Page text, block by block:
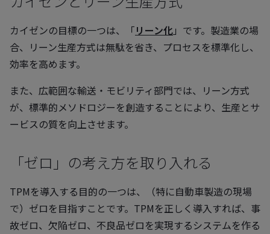
カイゼンの目標の一つは、「リーン化」です。製造業の場
合、リーン生産方式は無駄を省き、プロセスを標準化し、
効率を高めます。
また、広範囲な輸送・モビリティ部門では、リーン方式
が、標準的メソドロジーを創造することにより、生産とサ
ービスの質を向上させます。
「ゼロ」の考え方を取り入れる
TPMを導入する目的の一つは、（特に自動車製造の現場
で）ゼロを目指すことです。TPMを正しく導入すれば、事
故ゼロ、欠陥ゼロ、不良品ゼロを実現するシステムを作る